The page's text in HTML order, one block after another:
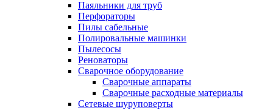
Паяльники для труб
Перфораторы
Пилы сабельные
Полировальные машинки
Пылесосы
Реноваторы
Сварочное оборудование
Сварочные аппараты
Сварочные расходные материалы
Сетевые шуруповерты